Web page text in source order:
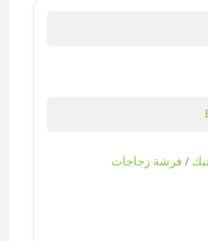
/ فرشة زجاجات